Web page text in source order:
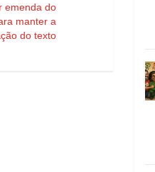
emenda do
manter a
do texto